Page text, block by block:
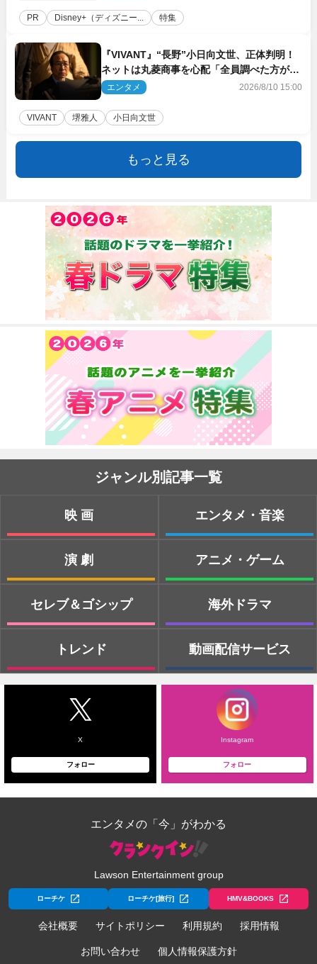
PR Disney+（ディズニー... 特集
『VIVANT』“長野”小日向文世、正体判明！
ネットは丸菱商事を心配「全員調べた方がい
い」「魔境すぎん？？」
エンタメ 2026/8/10 15:00
VIVANT 堺雅人 小日向文世
もっと見る
ジャンル別記事一覧
映画
演劇
セレブ＆ゴシップ
トレンド
エンタメ・音楽
アニメ・ゲーム
海外ドラマ
動画配信サービス
X
フォロー
Instagram
フォロー
エンタメの「今」がわかる
Lawson Entertainment group
ローチケ ローチケ[旅行] HMV&BOOKS
会社概要 サイトポリシー 利用規約 採用情報
お問い合わせ 個人情報保護方針